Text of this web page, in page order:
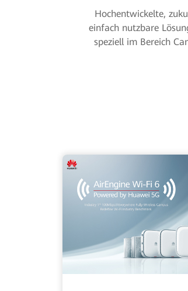
Hochentwickelte,
einfach nutzbare
speziell im Bereich